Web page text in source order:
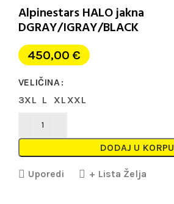
Alpinestars HALO jakna
DGRAY/IGRAY/BLACK
450,00 €
VELIČINA
3XL L XL XXL
DODAJ U KORPU
Uporedi + Lista Želja